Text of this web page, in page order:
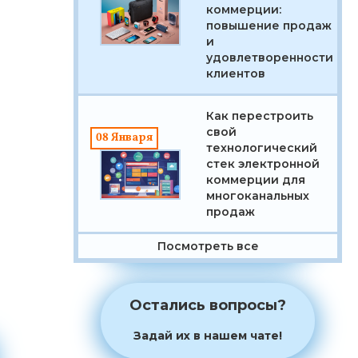
коммерции:
повышение продаж
и
удовлетворенности
клиентов
08 Января
Как перестроить
свой
технологический
стек электронной
коммерции для
многоканальных
продаж
Посмотреть все
Бесплатный
сервис по
выгрузке
товаров
Узнать больше ➜
Остались вопросы?
Задай их в нашем чате!